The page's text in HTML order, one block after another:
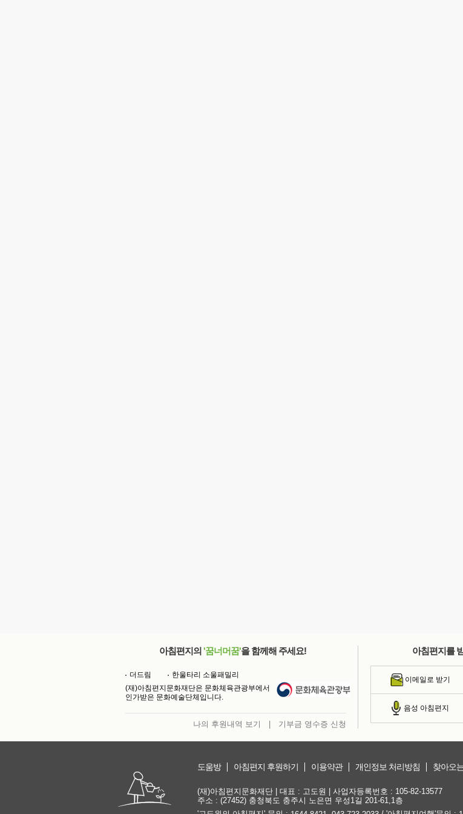
아침편지의 '꿈너머꿈'을 함께해 주세요!
더드림
한울타리 소울패밀리
(재)아침편지문화재단은 문화체육관광부에서
인가받은 문화예술단체입니다.
나의 후원내역 보기 기부금 영수증 신청
아침편지를
이메일로 받기
음성 아침편지
도움방 아침편지 후원하기 이용약관 개인정보 처리방침 찾아오
(재)아침편지문화재단 | 대표 : 고도원 | 사업자등록번호 : 105-82-13577
주소 : (27452) 충청북도 충주시 노은면 우성1길 201-61,1층